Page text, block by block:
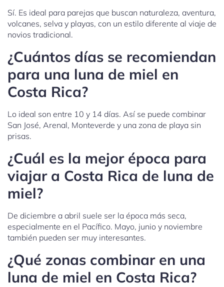
Sí. Es ideal para parejas que buscan naturaleza, aventura,
volcanes, selva y playas, con un estilo diferente al viaje de
novios tradicional.
¿Cuántos días se recomiendan
para una luna de miel en
Costa Rica?
Lo ideal son entre 10 y 14 días. Así se puede combinar
San José, Arenal, Monteverde y una zona de playa sin
prisas.
¿Cuál es la mejor época para
viajar a Costa Rica de luna de
miel?
De diciembre a abril suele ser la época más seca,
especialmente en el Pacífico. Mayo, junio y noviembre
también pueden ser muy interesantes.
¿Qué zonas combinar en una
luna de miel en Costa Rica?